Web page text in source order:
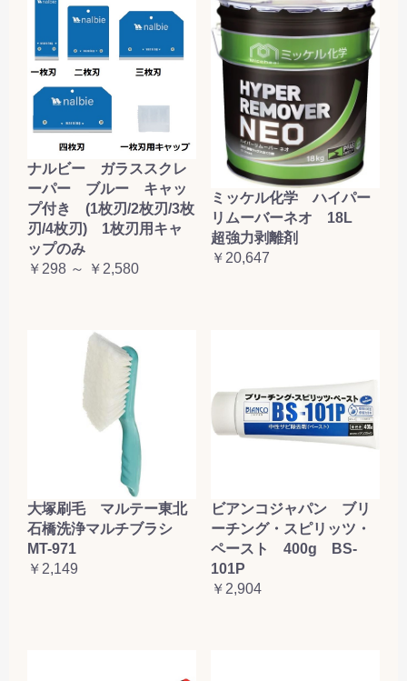
ナルビー ガラススクレ
ーパー ブルー キャッ
プ付き (1枚刃/2枚刃/3枚
刃/4枚刃) 1枚刃用キャ
ップのみ
￥298 ～ ￥2,580
ミッケル化学 ハイパー
リムーバーネオ 18L
超強力剥離剤
￥20,647
大塚刷毛 マルテー東北
石橋洗浄マルチブラシ
MT-971
￥2,149
ビアンコジャパン ブリ
ーチング・スピリッツ・
ペースト 400g BS-
101P
￥2,904